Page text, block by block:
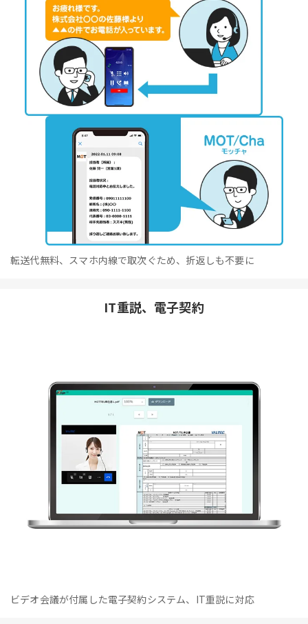
転送代無料、スマホ内線で取次ぐため、折返しも不要に
IT重説、電子契約
ビデオ会議が付属した電子契約システム、IT重説に対応